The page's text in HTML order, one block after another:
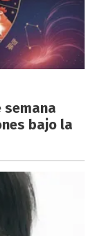
semana
bajo la